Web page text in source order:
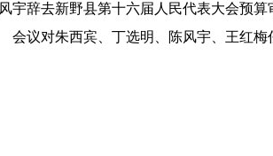
宇辞去新野县第十六届人民代表大会预
议对朱西宾、丁选明、陈风宇、王红梅